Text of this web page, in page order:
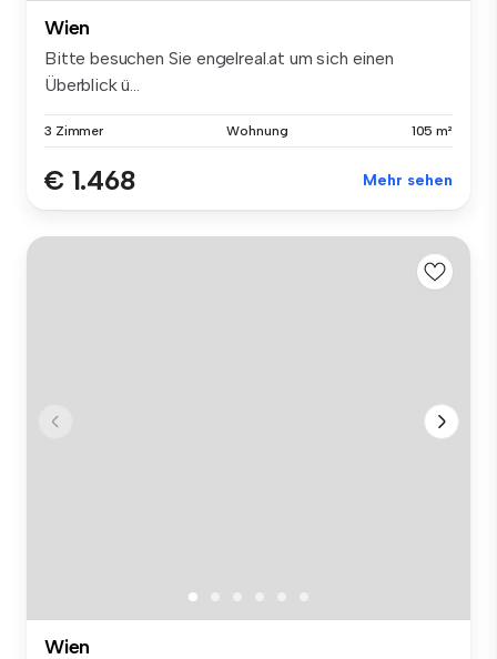
Wien
Bitte besuchen Sie engelreal.at um sich einen
Überblick ü...
3 Zimmer Wohnung 105 m²
€ 1.468 Mehr sehen
Wien